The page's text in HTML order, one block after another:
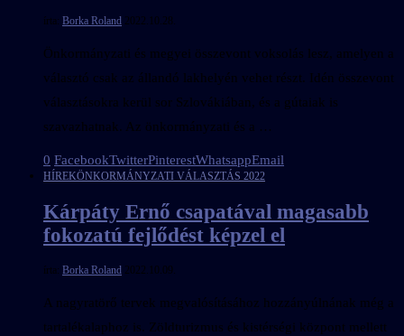
írta: Borka Roland 2022.10.28.
Önkormányzati és megyei összevont voksolás lesz, amelyen a
választó csak az állandó lakhelyén vehet részt. Idén összevont
választásokra kerül sor Szlovákiában, és a gútaiak is
szavazhatnak. Az önkormányzati és a …
0 FacebookTwitterPinterestWhatsappEmail
HÍREKÖNKORMÁNYZATI VÁLASZTÁS 2022
Kárpáty Ernő csapatával magasabb
fokozatú fejlődést képzel el
írta: Borka Roland 2022.10.09.
A nagyratörő tervek megvalósításához hozzányúlnának még a
tartalékalaphoz is. Zöldturizmus és kistérségi központ mellett